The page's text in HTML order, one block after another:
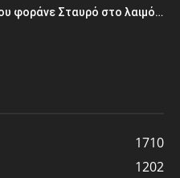
φοράνε Σταυρό στο λαιμό…
1710
1202